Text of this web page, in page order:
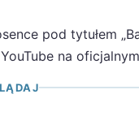
pod tytułem
na